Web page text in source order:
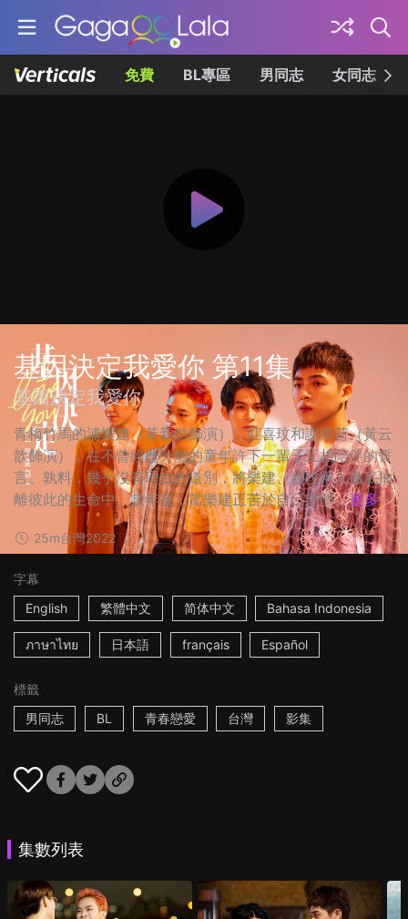
免費 BL專區 男同志 女同志
基因決定我愛你 第11集
基因決定我愛你
青梅竹馬的浦樂建（黃新皓飾演）、莊喜玟和謝雨荷（黃云
歆飾演），在不曾經歷分離的童年許下一輩子互相陪伴的誓
言。孰料，幾乎沒有理由的道別，將樂建、喜玟兩人徹底抽
離彼此的生命中。數年後，當樂建正苦於自己經營... 更多
25m台灣2022
字幕
English
繁體中文 简体中文 Bahasa Indonesia
ภาษาไทย 日本語 français Español
標籤
男同志
BL 青春戀愛 台灣 影集
集數列表